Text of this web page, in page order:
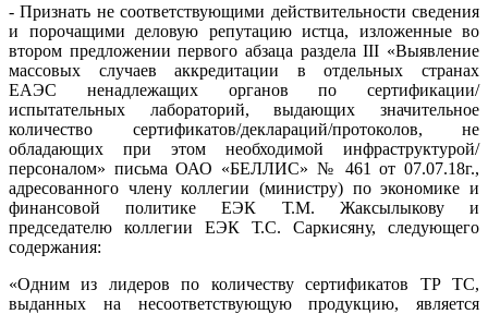
- Признать не соответствующими действительности сведения
и порочащими деловую репутацию истца, изложенные во
втором предложении первого абзаца раздела III «Выявление
массовых случаев аккредитации в отдельных странах
ЕАЭС ненадлежащих органов по сертификации/
испытательных лабораторий, выдающих значительное
количество сертификатов/деклараций/протоколов, не
обладающих при этом необходимой инфраструктурой/
персоналом» письма ОАО «БЕЛЛИС» № 461 от 07.07.18г.,
адресованного члену коллегии (министру) по экономике и
финансовой политике ЕЭК Т.М. Жаксылыкову и
председателю коллегии ЕЭК Т.С. Саркисяну, следующего
содержания:
«Одним из лидеров по количеству сертификатов ТР ТС,
выданных на несоответствующую продукцию, является